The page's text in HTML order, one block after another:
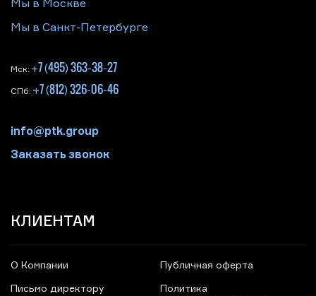
Мы в Москве
Мы в Санкт-Петербурге
Мск: +7 (495) 363-38-27
СПб: +7 (812) 326-06-46
info@ptk.group
Заказать звонок
КЛИЕНТАМ
О Компании
Письмо директору
Публичная оферта
Политика